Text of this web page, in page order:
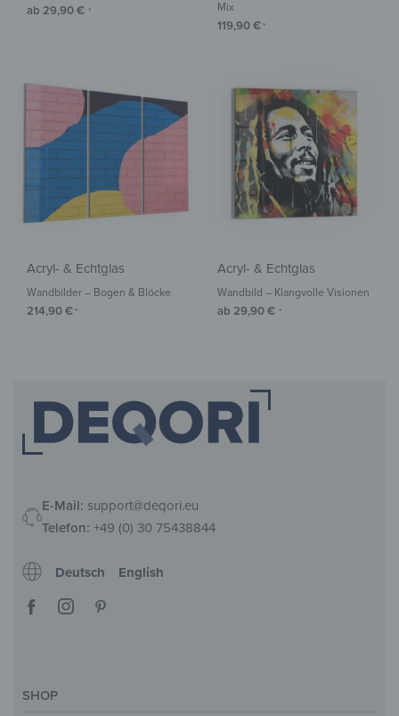
ab 29,90€ *
Mix
119,90€ *
Acryl- & Echtglas
Wandbilder – Bogen & Blöcke
214,90€ *
Acryl- & Echtglas
Wandbild – Klangvolle Visionen
ab 29,90€ *
E-Mail: support@deqori.eu
Telefon: +49 (0) 30 75438844
Deutsch English
SHOP